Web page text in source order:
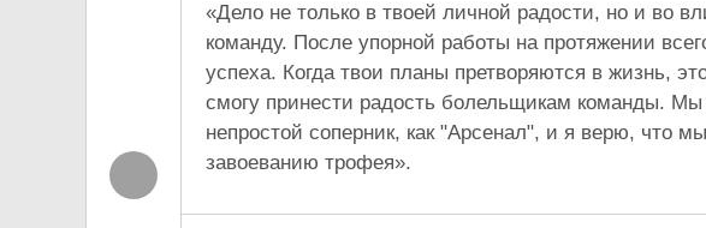
«Дело не только в твоей личной радости, но и во
команду. После упорной работы на протяжении
успеха. Когда твои планы претворяются в жизнь,
смогу принести радость болельщикам команды. Мы
непростой соперник, как "Арсенал", и я верю, что
завоеванию трофея».